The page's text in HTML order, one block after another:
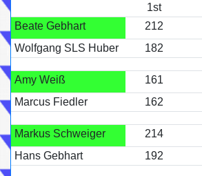
1st
Beate Gebhart
212
Wolfgang SLS Huber
182
Amy Weiß 161
Marcus Fiedler
162
Markus Schweiger 214
Hans Gebhart
192